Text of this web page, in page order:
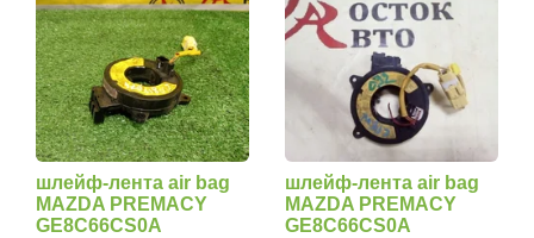
шлейф-лента air bag
MAZDA PREMACY
GE8C66CS0A
шлейф-лента air bag
MAZDA PREMACY
GE8C66CS0A